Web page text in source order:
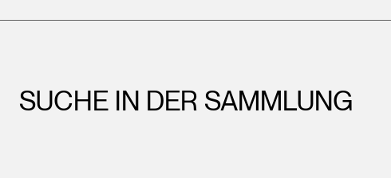
SUCHE IN DER SAMMLUNG